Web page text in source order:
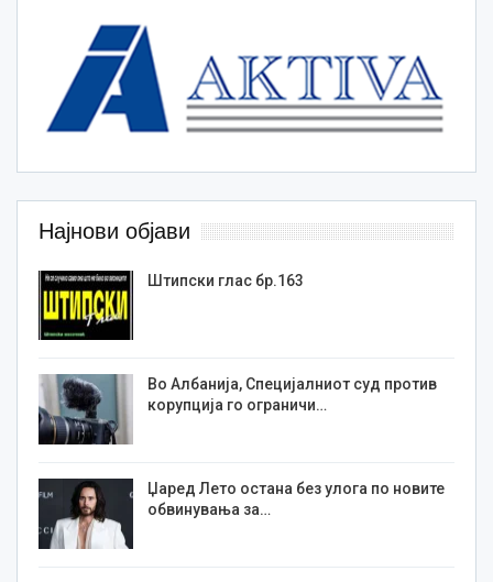
Најнови објави
Штипски глас бр.163
Во Албанија, Специјалниот суд против
корупција го ограничи…
Џаред Лето остана без улога по новите
обвинувања за…